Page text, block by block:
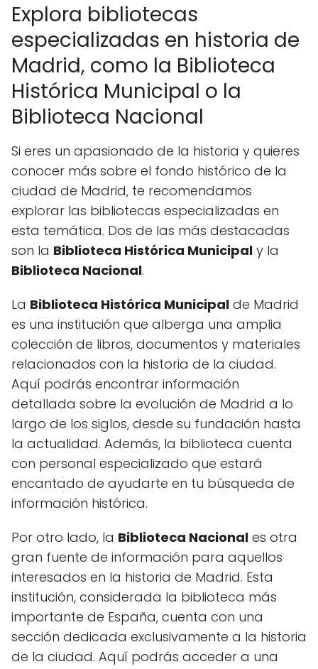
Explora bibliotecas
especializadas en historia de
Madrid, como la Biblioteca
Histórica Municipal o la
Biblioteca Nacional
Si eres un apasionado de la historia y quieres
conocer más sobre el fondo histórico de la
ciudad de Madrid, te recomendamos
explorar las bibliotecas especializadas en
esta temática. Dos de las más destacadas
son la Biblioteca Histórica Municipal y la
Biblioteca Nacional.
La Biblioteca Histórica Municipal de Madrid
es una institución que alberga una amplia
colección de libros, documentos y materiales
relacionados con la historia de la ciudad.
Aquí podrás encontrar información
detallada sobre la evolución de Madrid a lo
largo de los siglos, desde su fundación hasta
la actualidad. Además, la biblioteca cuenta
con personal especializado que estará
encantado de ayudarte en tu búsqueda de
información histórica.
Por otro lado, la Biblioteca Nacional es otra
gran fuente de información para aquellos
interesados en la historia de Madrid. Esta
institución, considerada la biblioteca más
importante de España, cuenta con una
sección dedicada exclusivamente a la historia
de la ciudad. Aquí podrás acceder a una